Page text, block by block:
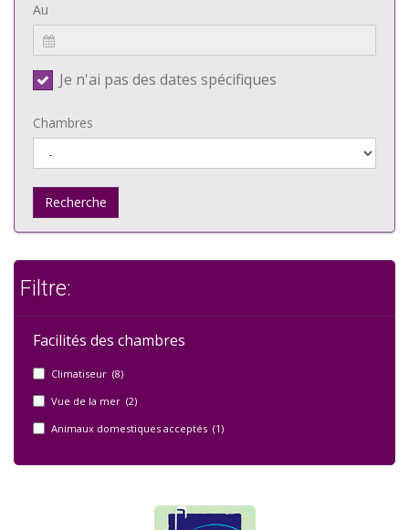
Au
Je n'ai pas des dates spécifiques
Chambres
Recherche
Filtre:
Facilités des chambres
Climatiseur (8)
Vue de la mer (2)
Animaux domestiques acceptés (1)